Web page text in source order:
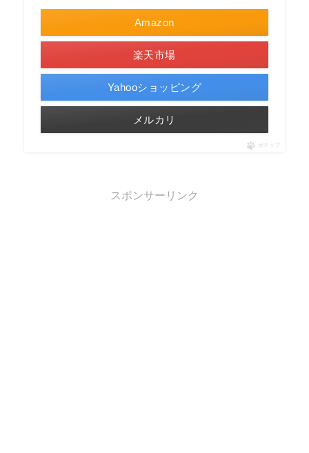
Amazon
楽天市場
Yahooショッピング
メルカリ
ポチップ
スポンサーリンク